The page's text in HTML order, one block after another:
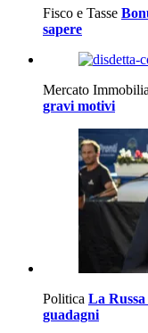
Fisco e Tasse
sapere
Mercato
gravi motivi
Politica La
guadagni